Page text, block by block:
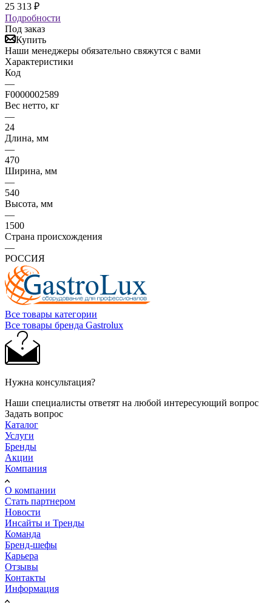
25 313 ₽
Подробности
Под заказ
Купить
Наши менеджеры обязательно свяжутся с вами
Характеристики
Код
—
F0000002589
Вес нетто, кг
—
24
Длина, мм
—
470
Ширина, мм
—
540
Высота, мм
—
1500
Страна происхождения
—
РОССИЯ
Все товары категории
Все товары бренда Gastrolux
Нужна консультация?
Наши специалисты ответят на любой интересующий вопрос
Задать вопрос
Каталог
Услуги
Бренды
Акции
Компания
О компании
Стать партнером
Новости
Инсайты и Тренды
Команда
Бренд-шефы
Карьера
Отзывы
Контакты
Информация